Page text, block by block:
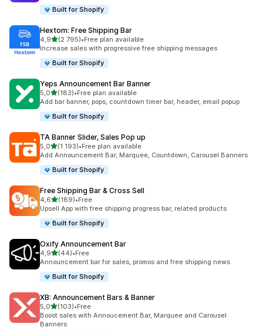
Built for Shopify
Hextom: Free Shipping Bar
4,9z 5 hvězd
(2 795)
Celkový počet recenzí: 2795
•Free plan available
Increase sales with progressive free shipping messages
Built for Shopify
Yeps Announcement Bar Banner
5,0z 5 hvězd
(183)
Celkový počet recenzí: 183
•Free plan available
Add bar banner, pops, countdown timer bar, header, email popup
Built for Shopify
TA Banner Slider, Sales Pop up
5,0z 5 hvězd
(1 193)
Celkový počet recenzí: 1193
•Free plan available
Add Announcement Bar, Marquee, Countdown, Carousel Banners
Built for Shopify
Free Shipping Bar & Cross Sell
4,6z 5 hvězd
(189)
Celkový počet recenzí: 189
•Free
Upsell App with free shipping progress bar, related products
Built for Shopify
Oxify Announcement Bar
4,9z 5 hvězd
(44)
Celkový počet recenzí: 44
•Free
Announcement bar for sales, promos and free shipping news
Built for Shopify
XB: Announcement Bars & Banner
5,0z 5 hvězd
(103)
Celkový počet recenzí: 103
•Free
Boost sales with Annoucement Bar, Marquee and Carousel
Banners